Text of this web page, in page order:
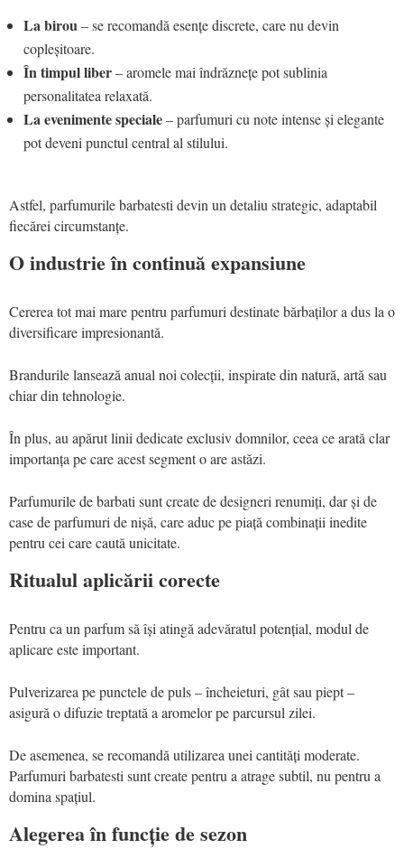
La birou– se recomandă esențe discrete, care nu devin
copleșitoare.
În timpul liber– aromele mai îndrăznețe pot sublinia
personalitatea relaxată.
La evenimente speciale– parfumuri cu note intense și elegante
pot deveni punctul central al stilului.
Astfel, parfumurile barbatesti devin un detaliu strategic, adaptabil
fiecărei circumstanțe.
O industrie în continuă expansiune
Cererea tot mai mare pentru parfumuri destinate bărbaților a dus la o
diversificare impresionantă.
Brandurile lansează anual noi colecții, inspirate din natură, artă sau
chiar din tehnologie.
În plus, au apărut linii dedicate exclusiv domnilor, ceea ce arată clar
importanța pe care acest segment o are astăzi.
Parfumurile de barbati sunt create de designeri renumiți, dar și de
case de parfumuri de nișă, care aduc pe piață combinații inedite
pentru cei care caută unicitate.
Ritualul aplicării corecte
Pentru ca un parfum să își atingă adevăratul potențial, modul de
aplicare este important.
Pulverizarea pe punctele de puls – încheieturi, gât sau piept –
asigură o difuzie treptată a aromelor pe parcursul zilei.
De asemenea, se recomandă utilizarea unei cantități moderate.
Parfumuri barbatesti sunt create pentru a atrage subtil, nu pentru a
domina spațiul.
Alegerea în funcție de sezon